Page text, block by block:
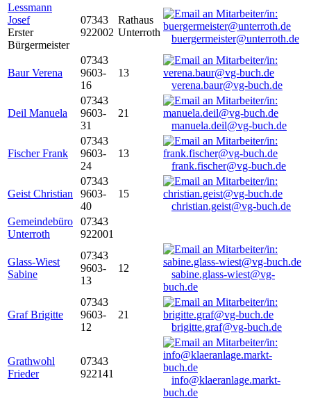
Lessmann
Josef
Erster
Bürgermeister
07343
922002
Rathaus
Unterroth
buergermeister@unterroth.de
Baur Verena
07343
9603-
16
13
verena.baur@vg-buch.de
Deil Manuela
07343
9603-
31
21
manuela.deil@vg-buch.de
Fischer Frank
07343
9603-
24
13
frank.fischer@vg-buch.de
Geist Christian
07343
9603-
40
15
christian.geist@vg-buch.de
Gemeindebüro
Unterroth
07343
922001
Glass-Wiest
Sabine
07343
9603-
13
12
sabine.glass-wiest@vg-
buch.de
Graf Brigitte
07343
9603-
12
21
brigitte.graf@vg-buch.de
Grathwohl
Frieder
07343
922141
info@klaeranlage.markt-
buch.de